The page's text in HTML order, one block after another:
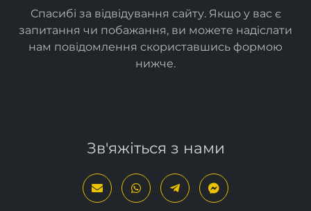
Спасибі за відвідування сайту. Якщо у вас є
запитання чи побажання, ви можете надіслати
нам повідомлення скориставшись формою
нижче.
Зв'яжіться з нами